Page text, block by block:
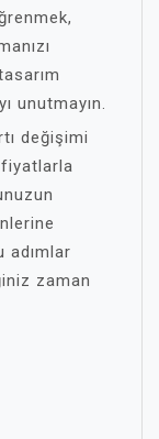
unutmayın.
değişimi
fiyatlarla
adımlar
zaman